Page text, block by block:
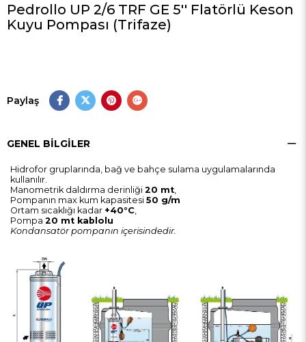
Pedrollo UP 2/6 TRF GE 5'' Flatörlü Keson
Kuyu Pompası (Trifaze)
Paylaş
GENEL BILGILER
Hidrofor gruplarında, bağ ve bahçe sulama uygulamalarında
kullanılır.
Manometrik daldırma derinliği 20 mt
Pompanın max kum kapasitesi 50 g/m
Ortam sıcaklığı kadar +40°C
Pompa 20 mt kablolu
Kondansatör pompanın içerisindedir.